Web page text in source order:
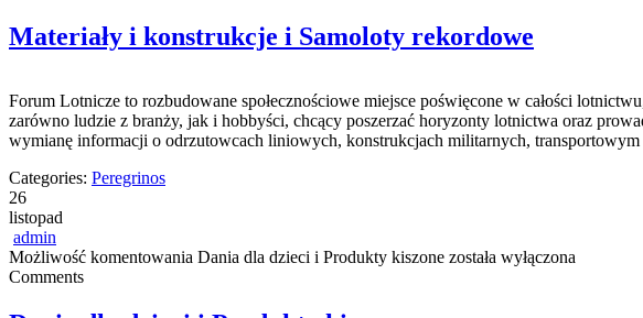
Materiały i konstrukcje i Samoloty rekordowe
Forum Lotnicze to rozbudowane społecznościowe miejsce poświęcone w całości
zarówno ludzie z branży, jak i hobbyści, chcący poszerzać horyzonty lotnictwa oraz
wymianę informacji o odrzutowcach liniowych, konstrukcjach militarnych,
Categories: Peregrinos
26
listopad
admin
Możliwość komentowania Dania dla dzieci i Produkty kiszone została wyłączona
Comments